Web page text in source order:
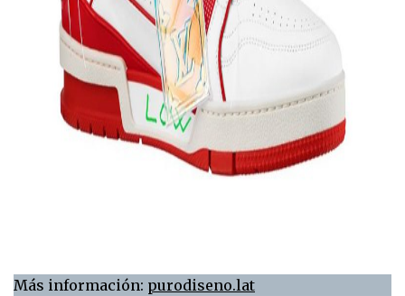
Más información: purodiseno.lat